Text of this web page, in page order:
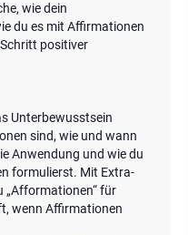
wie dein
du es mit Affirmationen
positiver
Unterbewusstsein
sind, wie und wann
Anwendung und wie du
formulierst. Mit Extra-
„Afformationen“ für
wenn Affirmationen